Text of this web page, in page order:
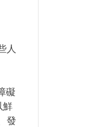
人
礙
鮮
發